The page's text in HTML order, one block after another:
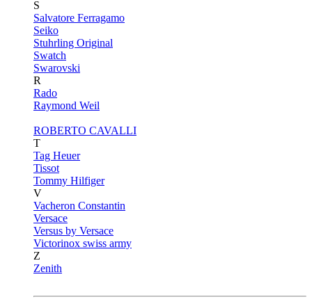
S
Salvatore Ferragamo
Seiko
Stuhrling Original
Swatch
Swarovski
R
Rado
Raymond Weil
ROBERTO CAVALLI
T
Tag Heuer
Tissot
Tommy Hilfiger
V
Vacheron Constantin
Versace
Versus by Versace
Victorinox swiss army
Z
Zenith